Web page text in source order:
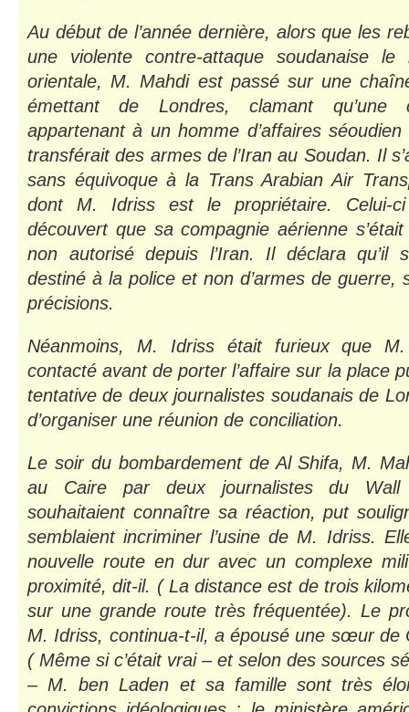
Au début de l’année dernière, alors que les
une violente contre-attaque soudanaise
orientale, M. Mahdi est passé sur une
émettant de Londres, clamant qu’une
appartenant à un homme d’affaires
transférait des armes de l’Iran au Soudan. Il
sans équivoque à la Trans Arabian Air
dont M. Idriss est le propriétaire. Celui-ci
découvert que sa compagnie aérienne
non autorisé depuis l’Iran. Il déclara qu’il
destiné à la police et non d’armes de guerre,
précisions.
Néanmoins, M. Idriss était furieux que
contacté avant de porter l’affaire sur la place
tentative de deux journalistes soudanais de
d’organiser une réunion de conciliation.
Le soir du bombardement de Al Shifa, M.
au Caire par deux journalistes du
souhaitaient connaître sa réaction, put
semblaient incriminer l’usine de M. Idriss.
nouvelle route en dur avec un complexe
proximité, dit-il. ( La distance est de trois
sur une grande route très fréquentée). Le
M. Idriss, continua-t-il, a épousé une sœur de
( Même si c’était vrai – et selon des sources
– M. ben Laden et sa famille sont très